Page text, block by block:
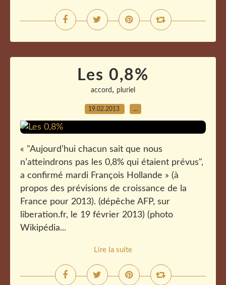
Les 0,8%
accord , pluriel
19.02.2013 …
« "Aujourd’hui chacun sait que nous
n’atteindrons pas les 0,8% qui étaient prévus",
a confirmé mardi François Hollande » (à
propos des prévisions de croissance de la
France pour 2013). (dépêche AFP, sur
liberation.fr, le 19 février 2013) (photo
Wikipédia...
Lire la suite